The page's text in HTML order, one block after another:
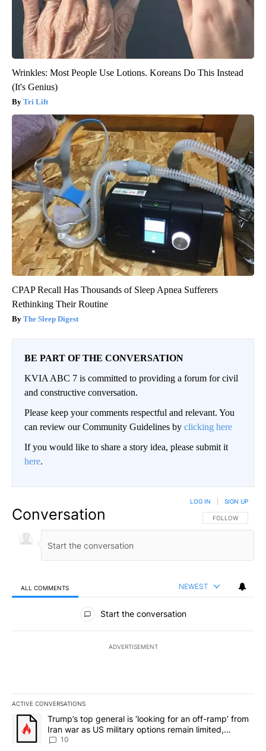
Wrinkles: Most People Use Lotions. Koreans Do This Instead
(It's Genius)
Tri Lift
CPAP Recall Has Thousands of Sleep Apnea Sufferers
Rethinking Their Routine
The Sleep Digest
BE PART OF THE CONVERSATION
KVIA ABC 7 is committed to providing a forum for civil
and constructive conversation.
Please keep your comments respectful and relevant. You
can review our Community Guidelines by clicking here
If you would like to share a story idea, please submit it
here.
Conversation FOLLOW THIS
FOLLOW
LOG IN SIGN UP
ALL COMMENTS NEWEST
All Comments
Start the conversation
ADVERTISEMENT
ACTIVE CONVERSATIONS
The following is a list of the most commented articles in the last
A trending article titled "Trump’s top general is ‘looking for an
Trump’s top general is ‘looking for an off-ramp’ from
Iran war as US military options remain limited,
sources say
10